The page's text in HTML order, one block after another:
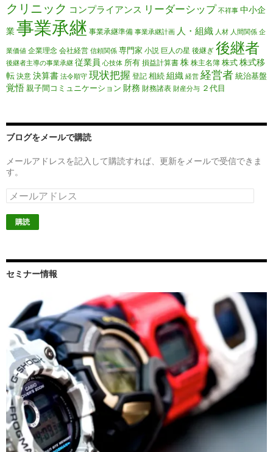
クリニック コンプライアンス リーダーシップ 不祥事 中小企
業事業承継 事業承継準備 事業承継計画 人・組織 人材 人間関係 企
業価値 企業理念 会社経営 信頼関係 専門家 小説 巨人の星 後継ぎ 後継者
後継者主導の事業承継 従業員 心技体 所有 損益計算書 株 株主名簿 株式株式移
転 決意 決算書 法令順守 現状把握 登記 相続組織 経営 経営者統治基盤
覚悟親子間コミュニケーション 財務 財務諸表 財産分与 ２代目
ブログをメールで購読
メールアドレスを記入して購読すれば、更新をメールで受信できま
す。
メ
ー
ル
ア
ス
セミナー情報